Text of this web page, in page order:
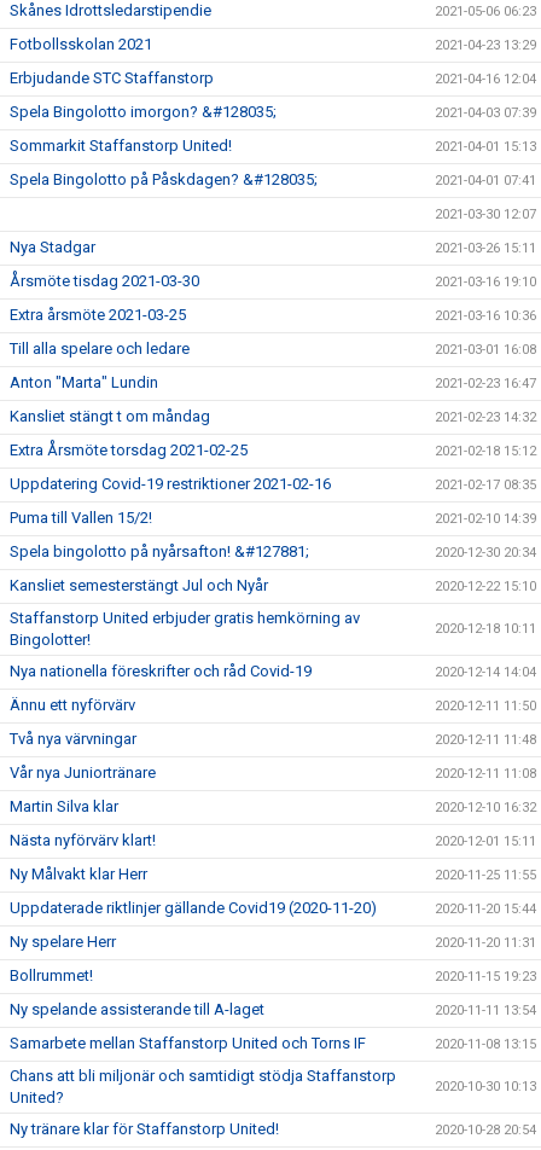
Skånes Idrottsledarstipendie 2021-05-06 06:23
Fotbollsskolan 2021 2021-04-23 13:29
Erbjudande STC Staffanstorp 2021-04-16 12:04
Spela Bingolotto imorgon? &#128035; 2021-04-03 07:39
Sommarkit Staffanstorp United! 2021-04-01 15:13
Spela Bingolotto på Påskdagen? &#128035; 2021-04-01 07:41
2021-03-30 12:07
Nya Stadgar 2021-03-26 15:11
Årsmöte tisdag 2021-03-30 2021-03-16 19:10
Extra årsmöte 2021-03-25 2021-03-16 10:36
Till alla spelare och ledare 2021-03-01 16:08
Anton "Marta" Lundin 2021-02-23 16:47
Kansliet stängt t om måndag 2021-02-23 14:32
Extra Årsmöte torsdag 2021-02-25 2021-02-18 15:12
Uppdatering Covid-19 restriktioner 2021-02-16 2021-02-17 08:35
Puma till Vallen 15/2! 2021-02-10 14:39
Spela bingolotto på nyårsafton! &#127881; 2020-12-30 20:34
Kansliet semesterstängt Jul och Nyår 2020-12-22 15:10
Staffanstorp United erbjuder gratis hemkörning av
Bingolotter!
2020-12-18 10:11
Nya nationella föreskrifter och råd Covid-19 2020-12-14 14:04
Ännu ett nyförvärv 2020-12-11 11:50
Två nya värvningar 2020-12-11 11:48
Vår nya Juniortränare 2020-12-11 11:08
Martin Silva klar 2020-12-10 16:32
Nästa nyförvärv klart! 2020-12-01 15:11
Ny Målvakt klar Herr 2020-11-25 11:55
Uppdaterade riktlinjer gällande Covid19 (2020-11-20) 2020-11-20 15:44
Ny spelare Herr 2020-11-20 11:31
Bollrummet! 2020-11-15 19:23
Ny spelande assisterande till A-laget 2020-11-11 13:54
Samarbete mellan Staffanstorp United och Torns IF 2020-11-08 13:15
Chans att bli miljonär och samtidigt stödja Staffanstorp
United?
2020-10-30 10:13
Ny tränare klar för Staffanstorp United! 2020-10-28 20:54